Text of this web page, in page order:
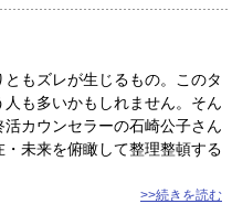
もズレが生じるもの。このタ
も多いかもしれません。そん
カウンセラーの石崎公子さん
未来を俯瞰して整理整頓する
>>続きを読む